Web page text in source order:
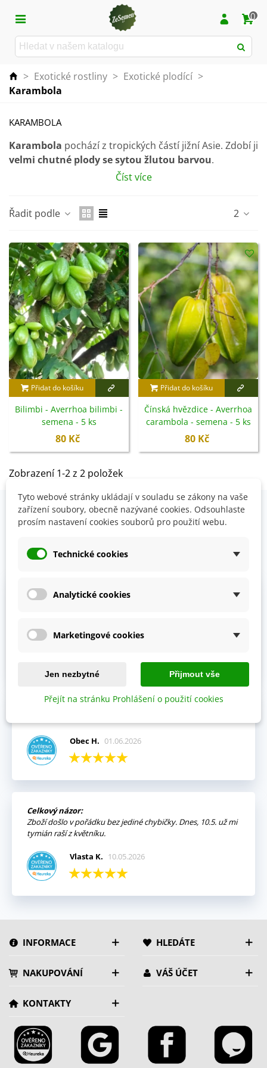
0
> Exotické rostliny > Exotické plodící >
Karambola
KARAMBOLA
Karambola pochází z tropických částí jižní Asie. Zdobí ji
velmi chutné plody se sytou žlutou barvou.
S oblibou ji přidáváme do ovocných salátů nakrájenou
Karambola
obsahuje celou řadu vitamínů a
zejména vápník, železo, hořčík a fosfor.
Číst více
Řadit podle 2
Přidat do košíku
Bilimbi - Averrhoa bilimbi -
semena - 5 ks
80 Kč
Přidat do košíku
Čínská hvězdice - Averrhoa
carambola - semena - 5 ks
80 Kč
Zobrazení 1-2 z 2 položek
OVĚŘENO NAŠIMI ZÁKAZNÍKY
Prohlédněte si vybraná hodnocení našich zákazníků.
Výhody:
Vždy mi přišla objednávka velmi rychle a v pořádku,
Jitka V. 02.06.2026
Celkový názor:
Obec H. 01.06.2026
Celkový názor:
Zboží došlo v pořádku bez jediné chybičky. Dnes, 10.5. už mi
tymián raší z květníku.
Vlasta K. 10.05.2026
INFORMACE HLEDÁTE
NAKUPOVÁNÍ VÁŠ ÚČET
KONTAKTY
Tyto webové stránky ukládají v souladu se zákony na vaše
zařízení soubory, obecně nazývané cookies. Odsouhlaste
prosím nastavení cookies souborů pro použití webu.
Technické cookies
Analytické cookies
Marketingové cookies
Jen nezbytné Přijmout vše
Přejít na stránku Prohlášení o použití cookies